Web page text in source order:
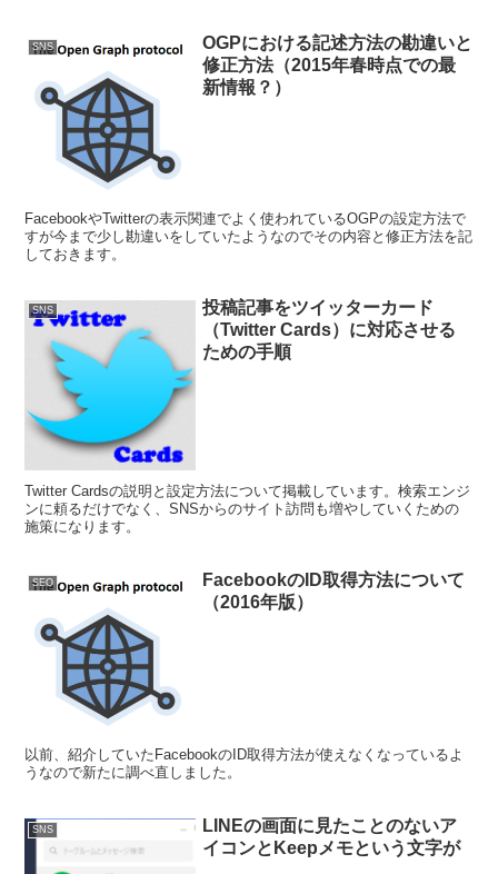
SNS
OGPにおける記述方法の勘違いと
修正方法（2015年春時点での最
新情報？）
FacebookやTwitterの表示関連でよく使われているOGPの設定方法で
すが今まで少し勘違いをしていたようなのでその内容と修正方法を記
しておきます。
SNS
投稿記事をツイッターカード
（Twitter Cards）に対応させる
ための手順
Twitter Cardsの説明と設定方法について掲載しています。検索エンジ
ンに頼るだけでなく、SNSからのサイト訪問も増やしていくための
施策になります。
SEO
FacebookのID取得方法について
（2016年版）
以前、紹介していたFacebookのID取得方法が使えなくなっているよ
うなので新たに調べ直しました。
SNS
LINEの画面に見たことのないア
イコンとKeepメモという文字が